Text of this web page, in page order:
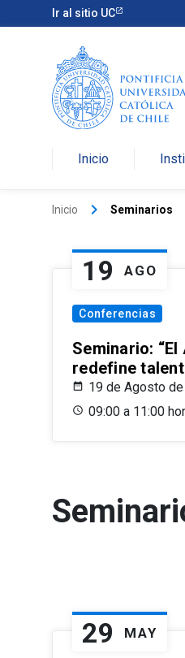
Ir al sitio UC
Inicio
Inicio keyboard_arrow_right Seminarios
19 AGO
Conferencias
Seminario:
redefine
19 de Agosto
09:00 a 11:00
29 MAY